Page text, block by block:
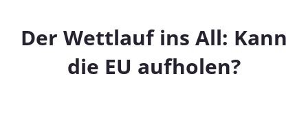
Der Wettlauf ins All: Kann
die EU aufholen?